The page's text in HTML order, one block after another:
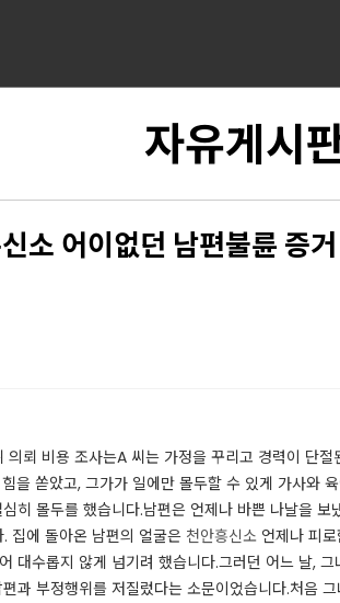
자유게시
소 어이없던 남편불륜 증
뢰 비용 조사는A 씨는 가정을 꾸리고 경력이 단
을 쏟았고, 그가가 일에만 몰두할 수 있게 가사와
히 몰두를 했습니다.남편은 언제나 바쁜 나날을
집에 돌아온 남편의 얼굴은 천안흥신소 언제나 피
대수롭지 않게 넘기려 했습니다.그러던 어느 날,
과 부정행위를 저질렀다는 소문이었습니다.처음